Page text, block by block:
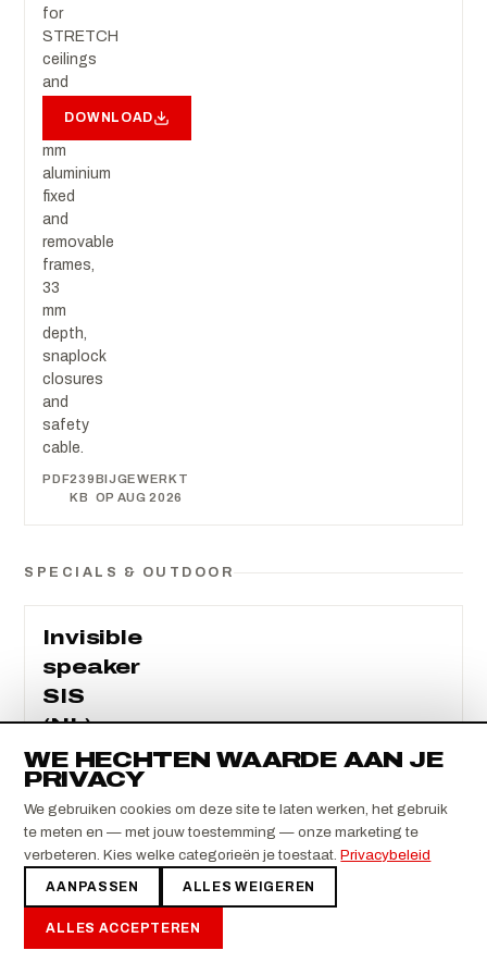
for
STRETCH
ceilings
and
mm
aluminium
fixed
and
removable
frames,
33
mm
depth,
snaplock
closures
and
safety
cable.
PDF239
KB
BIJGEWERKT
OP AUG 2026
DOWNLOAD
SPECIALS & OUTDOOR
Invisible
speaker
SIS
(NL)
SIS-
400
concealed
two-
way
speakers
behind
the
WE HECHTEN WAARDE AAN JE
PRIVACY
We gebruiken cookies om deze site te laten werken, het gebruik
te meten en — met jouw toestemming — onze marketing te
verbeteren. Kies welke categorieën je toestaat. Privacybeleid
AANPASSEN ALLES WEIGEREN
ALLES ACCEPTEREN